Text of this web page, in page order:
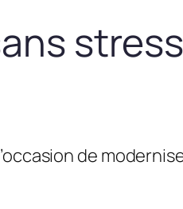
stress
de